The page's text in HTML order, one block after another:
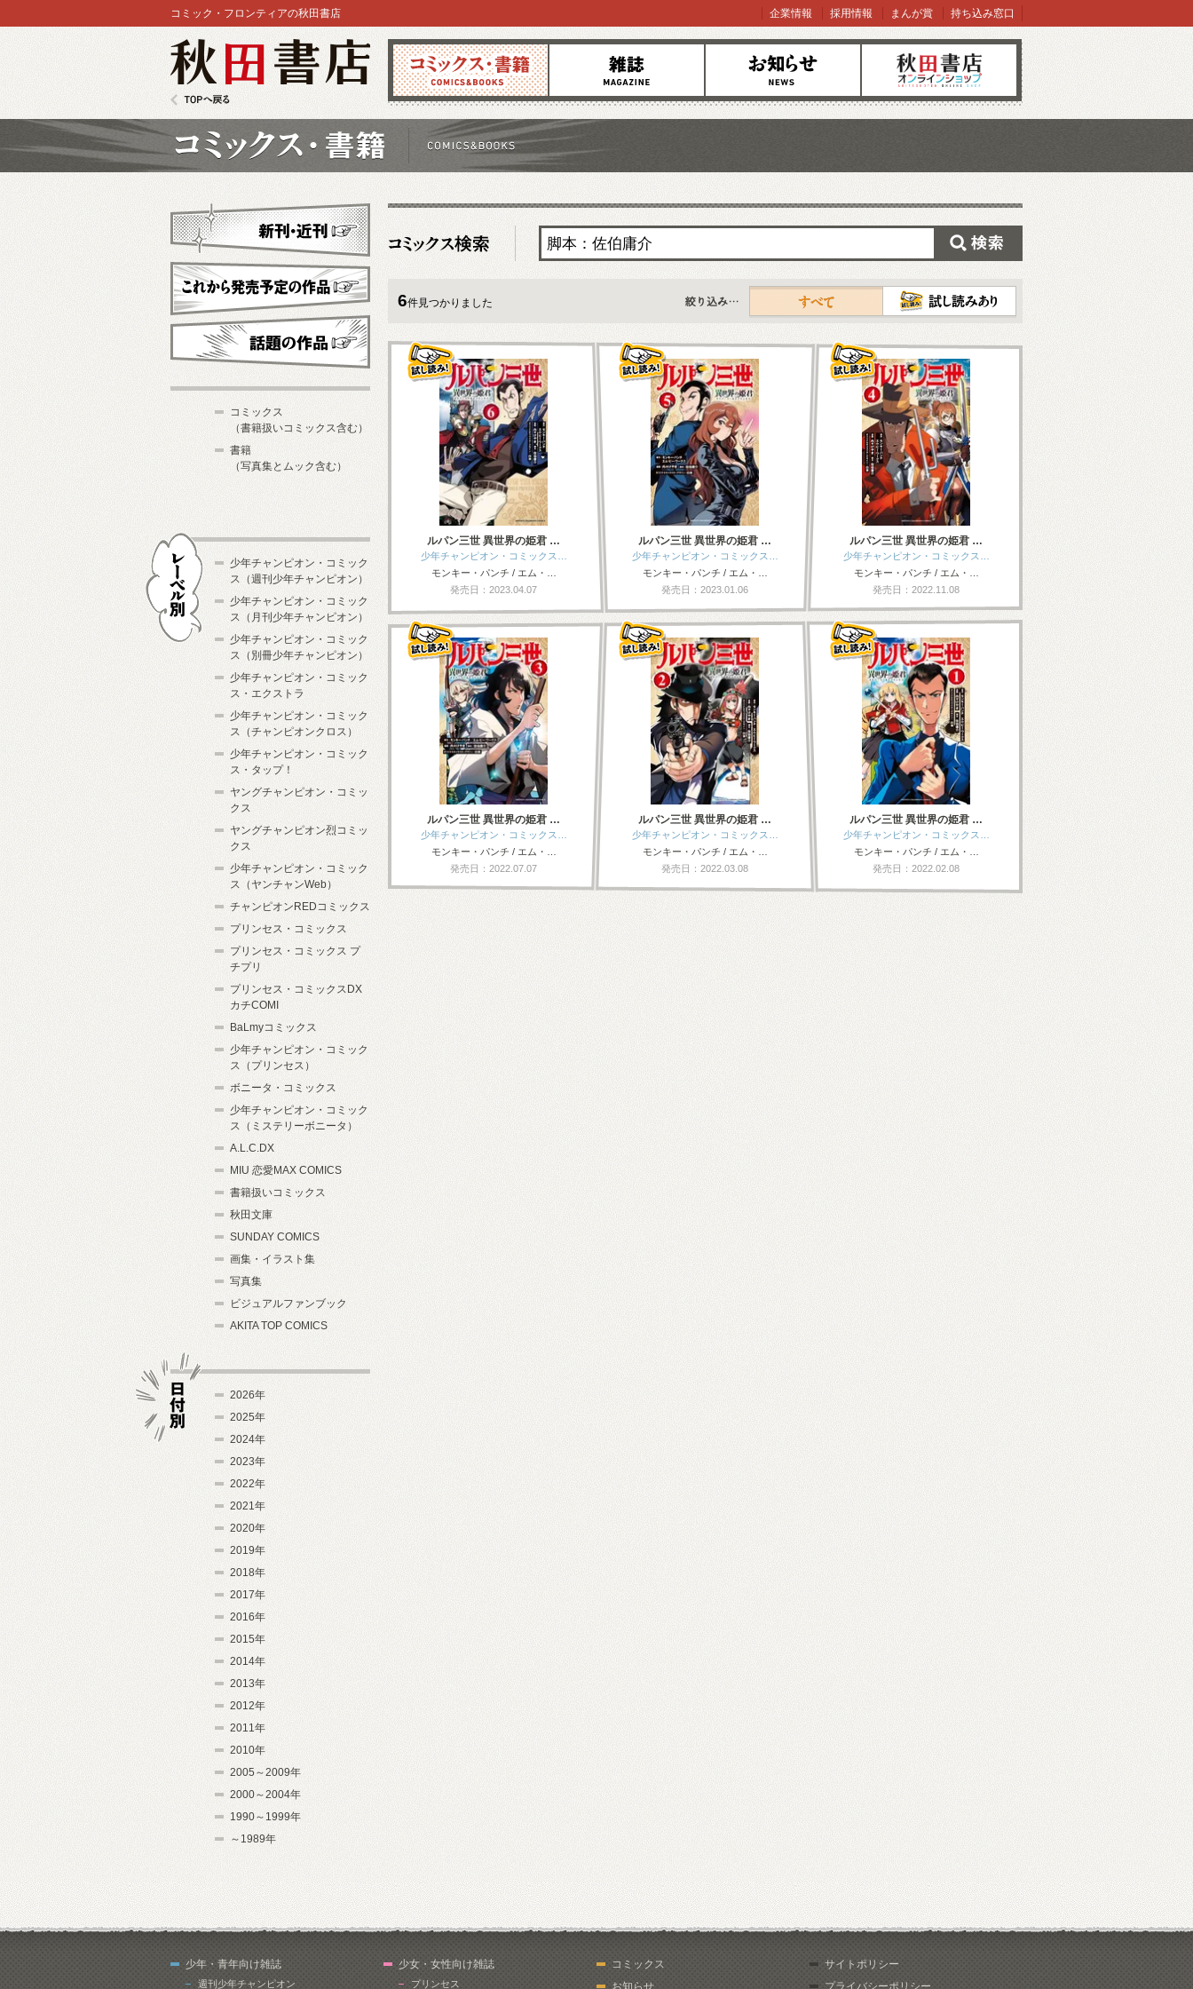
コミックス 雑誌 お知らせ オンラインショップ
コミック・フロンティアの秋田書店 企業情報 採用情報 まんが賞 持ち込み窓口
6件見つかりました
すべて
ルパン三世 異世界の姫君 …
少年チャンピオン・コミックス…
モンキー・パンチ / エム・…
発売日：2023.04.07
ルパン三世 異世界の姫君 …
少年チャンピオン・コミックス…
モンキー・パンチ / エム・…
発売日：2023.01.06
ルパン三世 異世界の姫君 …
少年チャンピオン・コミックス…
モンキー・パンチ / エム・…
発売日：2022.11.08
ルパン三世 異世界の姫君 …
少年チャンピオン・コミックス…
モンキー・パンチ / エム・…
発売日：2022.07.07
ルパン三世 異世界の姫君 …
少年チャンピオン・コミックス…
モンキー・パンチ / エム・…
発売日：2022.03.08
ルパン三世 異世界の姫君 …
少年チャンピオン・コミックス…
モンキー・パンチ / エム・…
発売日：2022.02.08
新刊・近刊
これから発売予定
コミックス
（書籍扱いコミックス含む）
書籍
（写真集とムック含む）
少年チャンピオン・コミック
ス（週刊少年チャンピオン）
少年チャンピオン・コミック
ス（月刊少年チャンピオン）
少年チャンピオン・コミック
ス（別冊少年チャンピオン）
少年チャンピオン・コミック
ス・エクストラ
少年チャンピオン・コミック
ス（チャンピオンクロス）
少年チャンピオン・コミック
ス・タップ！
ヤングチャンピオン・コミッ
クス
ヤングチャンピオン烈コミッ
クス
少年チャンピオン・コミック
ス（ヤンチャンWeb）
チャンピオンREDコミックス
プリンセス・コミックス
プリンセス・コミックス プ
チプリ
プリンセス・コミックスDX
カチCOMI
BaLmyコミックス
少年チャンピオン・コミック
ス（プリンセス）
ボニータ・コミックス
少年チャンピオン・コミック
ス（ミステリーボニータ）
A.L.C.DX
MIU 恋愛MAX COMICS
書籍扱いコミックス
秋田文庫
SUNDAY COMICS
画集・イラスト集
写真集
ビジュアルファンブック
AKITA TOP COMICS
2026年
2025年
2024年
2023年
2022年
2021年
2020年
2019年
2018年
2017年
2016年
2015年
2014年
2013年
2012年
2011年
2010年
2005～2009年
2000～2004年
1990～1999年
～1989年
少年・青年向け雑誌
週刊少年チャンピオン
少女・女性向け雑誌
プリンセス
コミックス
お知らせ
サイトポリシー
プライバシーポリシー